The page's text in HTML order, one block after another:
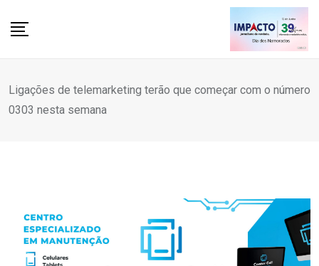
Ligações de telemarketing terão que começar com o número
0303 nesta semana